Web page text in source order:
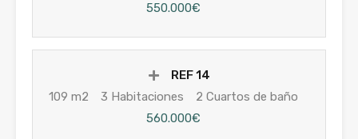
550.000€
REF 14
109 m2
3 Habitaciones
2 Cuartos de baño
560.000€